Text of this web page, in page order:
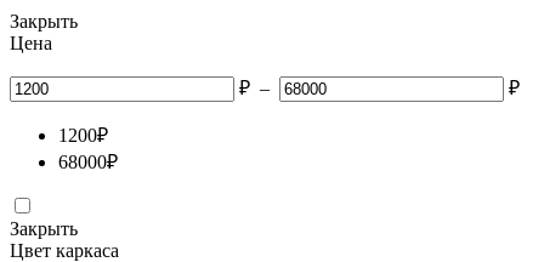
Закрыть
Цена
₽ – ₽
1200₽
68000₽
Закрыть
Цвет каркаса